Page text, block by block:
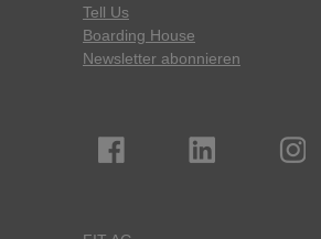
Tell Us
Boarding House
Newsletter abonnieren